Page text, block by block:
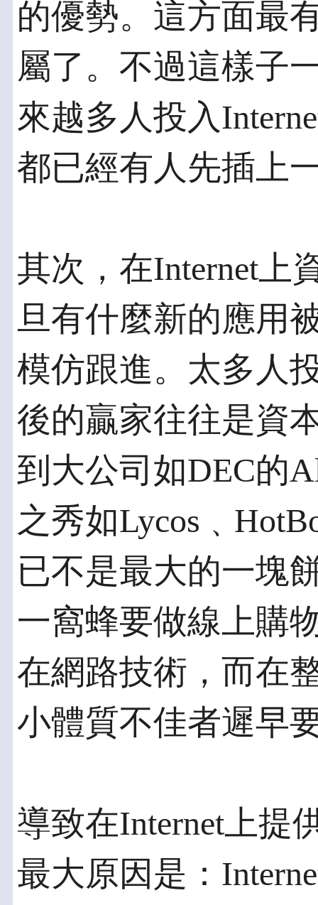
的優勢。這方面最
屬了。不過這樣子
來越多人投入
都已經有人先插上
其次，在Internet上
旦有什麼新的應用
模仿跟進。太多人
後的贏家往往是資
到大公司如DEC的
之秀如
已不是最大的一塊
一窩蜂要做線上購
在網路技術，而在
小體質不佳者遲早
導致在Internet上提
最大原因是：